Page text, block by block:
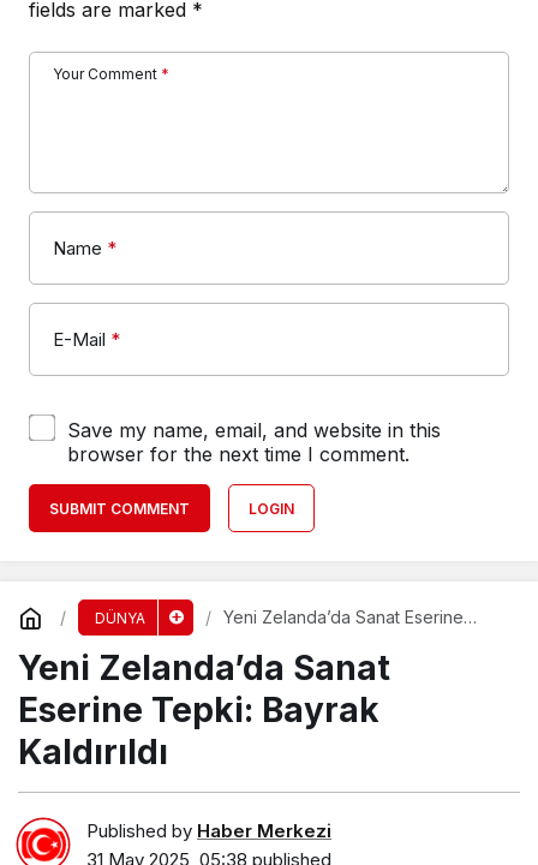
fields are marked *
Your Comment *
Name *
E-Mail *
Save my name, email, and website in this
browser for the next time I comment.
SUBMIT COMMENT LOGIN
DÜNYA
Yeni Zelanda’da Sanat Eserine
Yeni Zelanda’da Sanat
Eserine Tepki: Bayrak
Kaldırıldı
Published by Haber Merkezi
31 May 2025, 05:38 published